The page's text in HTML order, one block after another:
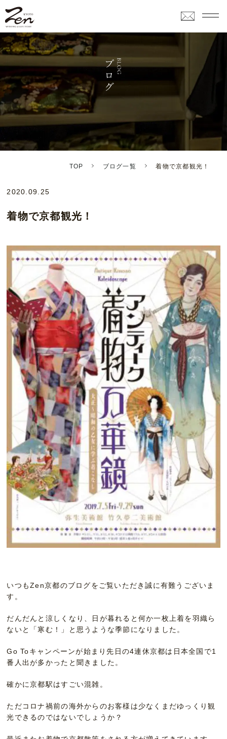
TOP ブログ一覧 着物で京都観光！
2020.09.25
着物で京都観光！
いつもZen京都のブログをご覧いただき誠に有難うございま
す。
だんだんと涼しくなり、日が暮れると何か一枚上着を羽織ら
ないと「寒む！」と思うような季節になりました。
Go Toキャンペーンが始まり先日の4連休京都は日本全国で1
番人出が多かったと聞きました。
確かに京都駅はすごい混雑。
ただコロナ禍前の海外からのお客様は少なくまだゆっくり観
光できるのではないでしょうか？